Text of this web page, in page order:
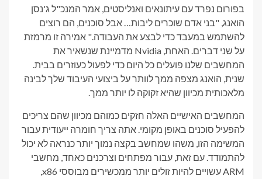
בפורום נפרד עם עיתונאים ואנליסטים, אמר המנכ"ל ג'נסן
הואנג, "בני אדם שוכרים ליבות… אבל סוכנים, הם רוצים
להשתמש במעבד כדי לבצע את העבודה." אמירה זו מרמזת
על שני דברים. האחת, Nvidia מדמיינת שנשאיר את
המחשבים שלנו פועלים כל היום כדי לפעול כעוזרים בבית.
שנית, הואנג מצפה ממך לוותר על ביצועי העיבוד שלך לבינה
מלאכותית מכיוון שהיא זקוקה לו יותר ממך.
המחשבים האישיים האלה חזקים כמוהם מכיוון שהם צריכים
להפעיל סוכנים באופן מקומי. אתה צריך חומרה ייעודית עבור
המשימה הזו, משהו שמחשב בקצה נמוך יותר כנראה לא יכול
להתמודד. עם זאת, עבור מפתחים וצרכנים כאחד, מחשבי
ARM עשויים להיות זולים יותר ממכשירים מבוססי x86,